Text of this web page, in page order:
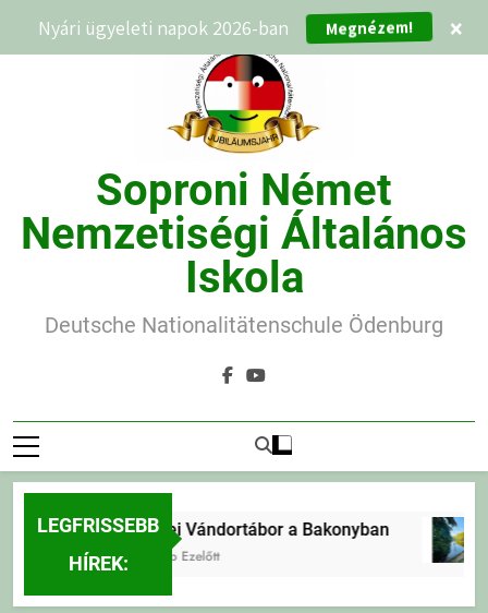
Soproni Német
Nemzetiségi Általános
Iskola
Deutsche Nationalitätenschule Ödenburg
LEGFRISSEBB
HÍREK:
Erdei Vándortábor a Bakonyban
3 Nap Ezelőtt
Nyári ügyeleti napok 2026-ban Megnézem! ×